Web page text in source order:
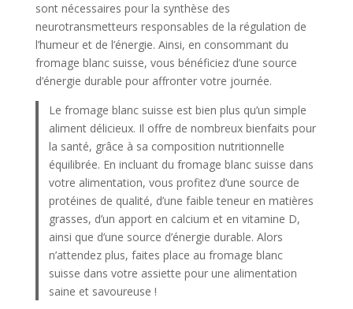
sont nécessaires pour la synthèse des
neurotransmetteurs responsables de la régulation de
l’humeur et de l’énergie. Ainsi, en consommant du
fromage blanc suisse, vous bénéficiez d’une source
d’énergie durable pour affronter votre journée.
Le fromage blanc suisse est bien plus qu’un simple
aliment délicieux. Il offre de nombreux bienfaits pour
la santé, grâce à sa composition nutritionnelle
équilibrée. En incluant du fromage blanc suisse dans
votre alimentation, vous profitez d’une source de
protéines de qualité, d’une faible teneur en matières
grasses, d’un apport en calcium et en vitamine D,
ainsi que d’une source d’énergie durable. Alors
n’attendez plus, faites place au fromage blanc
suisse dans votre assiette pour une alimentation
saine et savoureuse !